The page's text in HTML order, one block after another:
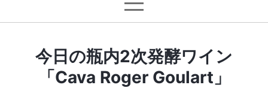
今日の瓶内2次発酵ワイン
「Cava Roger Goulart」